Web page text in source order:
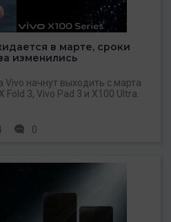
в марте, сроки
изменились
начнут выходить с марта
3, Vivo Pad 3 и X100 Ultra.
0